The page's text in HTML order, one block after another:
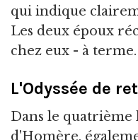
qui indique
Les deux époux
chez eux - à terme.
L'Odyssée de
Dans le quatrième
d'Homère,